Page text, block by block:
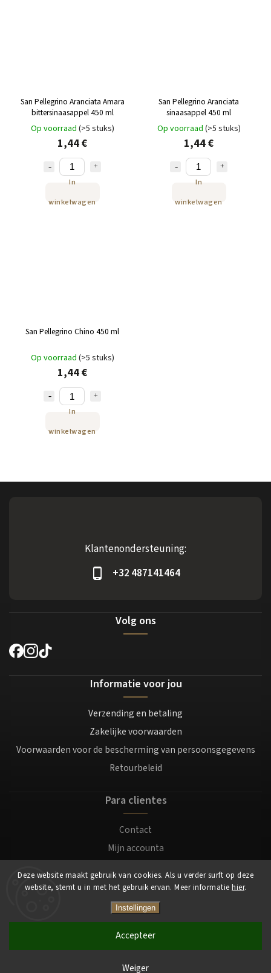
Deze website maakt gebruik van cookies. Als u verder surft op deze
website, stemt u in met het gebruik ervan. Meer informatie hier.
Instellingen
Weiger
Accepteer
San Pellegrino Aranciata Amara
bittersinaasappel 450 ml
Op voorraad (>5 stuks)
1,44 €
In
winkelwagen
San Pellegrino Aranciata
sinaasappel 450 ml
Op voorraad (>5 stuks)
1,44 €
In
winkelwagen
San Pellegrino Chino 450 ml
Op voorraad (>5 stuks)
1,44 €
In
winkelwagen
Klantenondersteuning:
+32 487141464
Volg ons
Informatie voor jou
Verzending en betaling
Zakelijke voorwaarden
Voorwaarden voor de bescherming van persoonsgegevens
Retourbeleid
Para clientes
Contact
Mijn accounta
Login
Mocafino.be. Alle rechten voorbehouden.